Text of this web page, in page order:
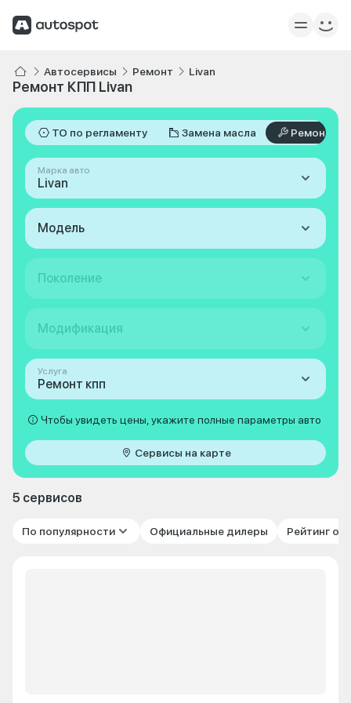
Автосервисы Ремонт Livan
Ремонт КПП Livan
ТО по регламенту Замена масла Ремонт
Марка авто
Livan
Модель
Поколение
Модификация
Услуга
Ремонт кпп
Чтобы увидеть цены, укажите полные параметры авто
Сервисы на карте
5 сервисов
По популярности Официальные дилеры Рейтинг